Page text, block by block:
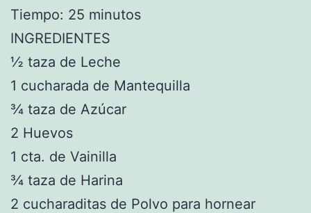
Tiempo: 25 minutos
INGREDIENTES
½ taza de Leche
1 cucharada de Mantequilla
¾ taza de Azúcar
2 Huevos
1 cta. de Vainilla
¾ taza de Harina
2 cucharaditas de Polvo para hornear